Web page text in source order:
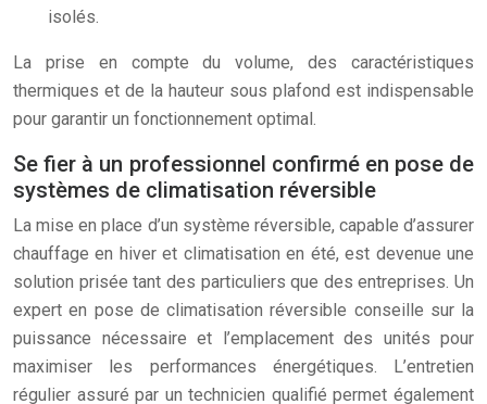
isolés.
La prise en compte du volume, des caractéristiques
thermiques et de la hauteur sous plafond est indispensable
pour garantir un fonctionnement optimal.
Se fier à un professionnel confirmé en pose de
systèmes de climatisation réversible
La mise en place d’un système réversible, capable d’assurer
chauffage en hiver et climatisation en été, est devenue une
solution prisée tant des particuliers que des entreprises. Un
expert en pose de climatisation réversible conseille sur la
puissance nécessaire et l’emplacement des unités pour
maximiser les performances énergétiques. L’entretien
régulier assuré par un technicien qualifié permet également